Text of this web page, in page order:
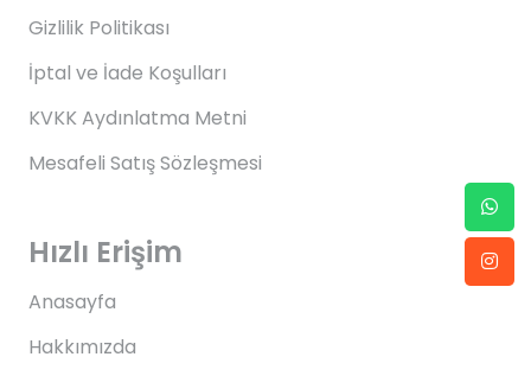
Gizlilik Politikası
İptal ve İade Koşulları
KVKK Aydınlatma Metni
Mesafeli Satış Sözleşmesi
Hızlı Erişim
Anasayfa
Hakkımızda